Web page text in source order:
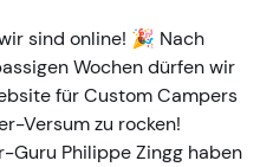
sind online! 🎉 Nach
Wochen dürfen wir
für Custom Campers
Versum zu rocken!
Guru Philippe Zingg haben